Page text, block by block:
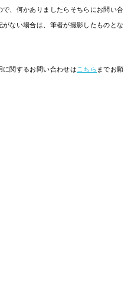
、何かありましたらそちらにお問い合
ない場合は、筆者が撮影したものとな
関するお問い合わせはこちら までお願